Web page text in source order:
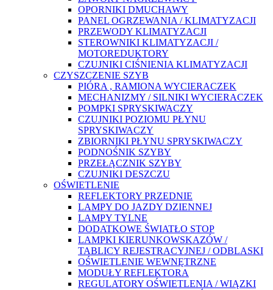
OPORNIKI DMUCHAWY
PANEL OGRZEWANIA / KLIMATYZACJI
PRZEWODY KLIMATYZACJI
STEROWNIKI KLIMATYZACJI /
MOTOREDUKTORY
CZUJNIKI CIŚNIENIA KLIMATYZACJI
CZYSZCZENIE SZYB
PIÓRA , RAMIONA WYCIERACZEK
MECHANIZMY / SILNIKI WYCIERACZEK
POMPKI SPRYSKIWACZY
CZUJNIKI POZIOMU PŁYNU
SPRYSKIWACZY
ZBIORNIKI PŁYNU SPRYSKIWACZY
PODNOŚNIK SZYBY
PRZEŁĄCZNIK SZYBY
CZUJNIKI DESZCZU
OŚWIETLENIE
REFLEKTORY PRZEDNIE
LAMPY DO JAZDY DZIENNEJ
LAMPY TYLNE
DODATKOWE ŚWIATŁO STOP
LAMPKI KIERUNKOWSKAZÓW /
TABLICY REJESTRACYJNEJ / ODBLASKI
OŚWIETLENIE WEWNĘTRZNE
MODUŁY REFLEKTORA
REGULATORY OŚWIETLENIA / WIĄZKI